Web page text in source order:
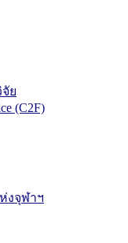
ย
(C2F)
งจุฬาฯ